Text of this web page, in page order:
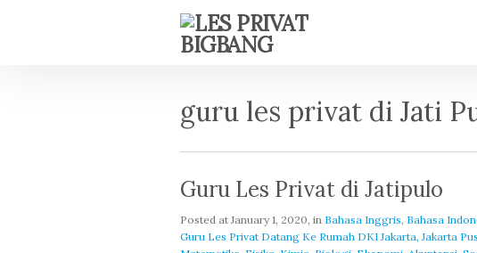
guru les privat di Jati
Guru Les Privat di Jatipulo
Posted atJanuary 1, 2020, in Bahasa Inggris, Bahasa
Guru Les Privat Datang Ke Rumah DKI Jakarta, Jakarta